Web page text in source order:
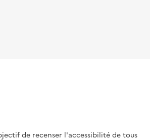
de recenser l'accessibilité de tous